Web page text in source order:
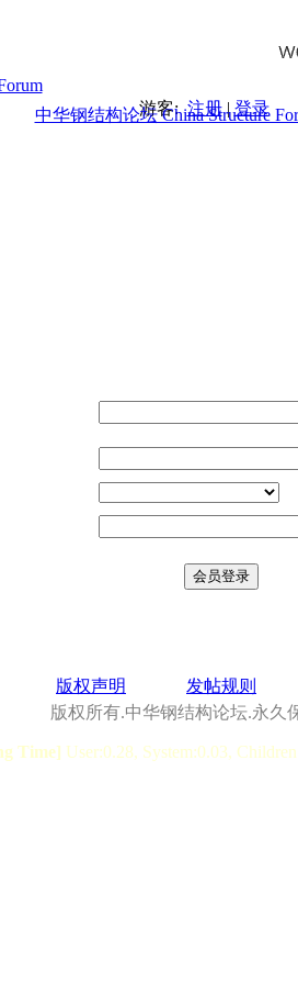
游客:注册|登录
中华钢结构论坛 China Structure
版权声明 发帖规则
版权所有.中华钢结构论坛.永久
Time] User:0.28, System:0.03,